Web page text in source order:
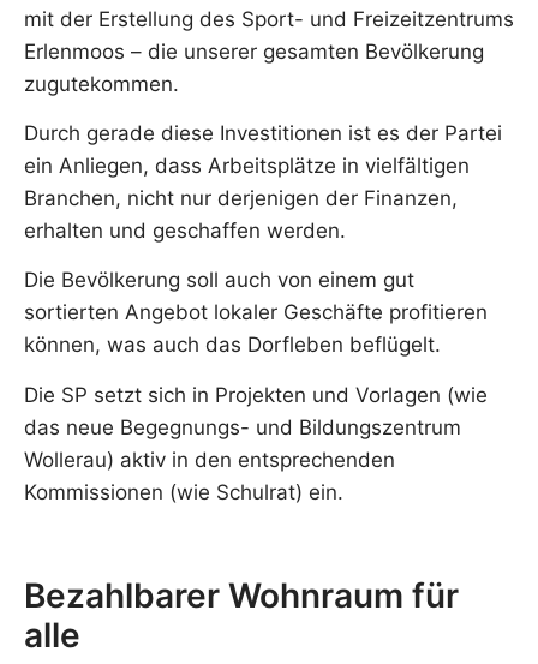
mit der Erstellung des Sport- und Freizeitzentrums
Erlenmoos – die unserer gesamten Bevölkerung
zugutekommen.
Durch gerade diese Investitionen ist es der Partei
ein Anliegen, dass Arbeitsplätze in vielfältigen
Branchen, nicht nur derjenigen der Finanzen,
erhalten und geschaffen werden.
Die Bevölkerung soll auch von einem gut
sortierten Angebot lokaler Geschäfte profitieren
können, was auch das Dorfleben beflügelt.
Die SP setzt sich in Projekten und Vorlagen (wie
das neue Begegnungs- und Bildungszentrum
Wollerau) aktiv in den entsprechenden
Kommissionen (wie Schulrat) ein.
Bezahlbarer Wohnraum für
alle